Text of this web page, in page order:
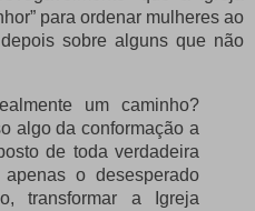
para ordenar mulheres ao
sobre alguns que não
um caminho?
algo da conformação a
de toda verdadeira
o desesperado
transformar a Igreja